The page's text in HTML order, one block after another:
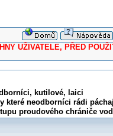
PŘED
kutilové, laici
které neodborníci rádi
proudového chrániče